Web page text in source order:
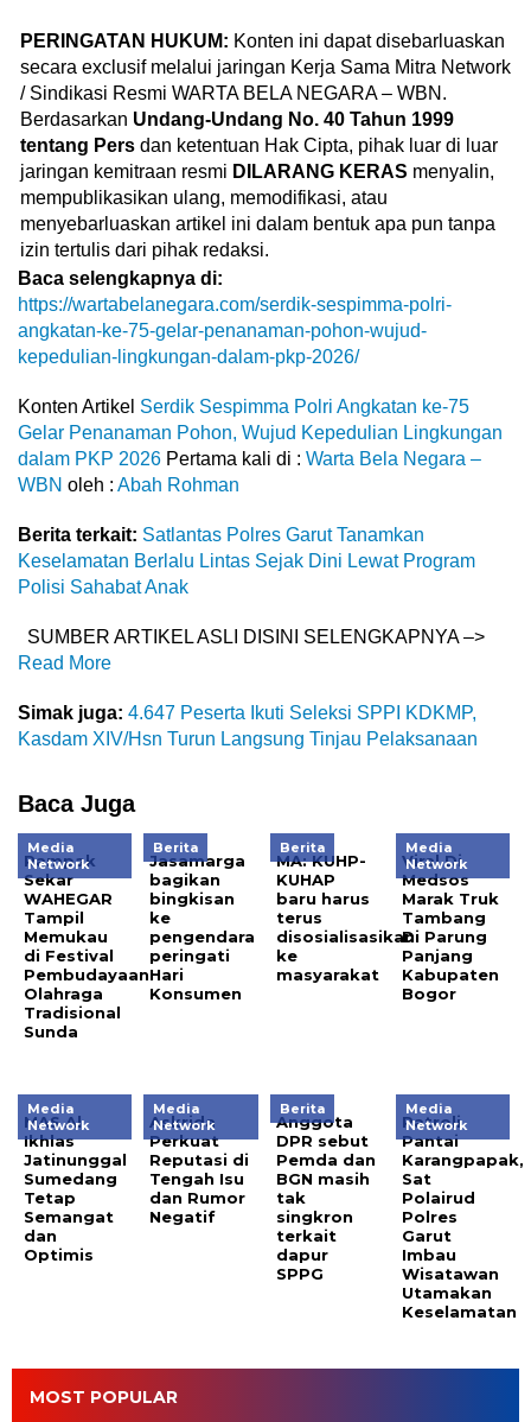
PERINGATAN HUKUM: Konten ini dapat disebarluaskan
secara exclusif melalui jaringan Kerja Sama Mitra Network
/ Sindikasi Resmi WARTA BELA NEGARA – WBN.
Berdasarkan Undang-Undang No. 40 Tahun 1999
tentang Pers dan ketentuan Hak Cipta, pihak luar di luar
jaringan kemitraan resmi DILARANG KERAS menyalin,
mempublikasikan ulang, memodifikasi, atau
menyebarluaskan artikel ini dalam bentuk apa pun tanpa
izin tertulis dari pihak redaksi.
Baca selengkapnya di:
https://wartabelanegara.com/serdik-sespimma-polri-
angkatan-ke-75-gelar-penanaman-pohon-wujud-
kepedulian-lingkungan-dalam-pkp-2026/
Konten Artikel Serdik Sespimma Polri Angkatan ke-75
Gelar Penanaman Pohon, Wujud Kepedulian Lingkungan
dalam PKP 2026 Pertama kali di : Warta Bela Negara –
WBN oleh : Abah Rohman
Berita terkait: Satlantas Polres Garut Tanamkan
Keselamatan Berlalu Lintas Sejak Dini Lewat Program
Polisi Sahabat Anak
SUMBER ARTIKEL ASLI DISINI SELENGKAPNYA –>
Read More
Simak juga: 4.647 Peserta Ikuti Seleksi SPPI KDKMP,
Kasdam XIV/Hsn Turun Langsung Tinjau Pelaksanaan
Baca Juga
Media
Network
Rampak
Sekar
WAHEGAR
Tampil
Memukau
di Festival
Pembudayaan
Olahraga
Tradisional
Sunda
Berita
Jasamarga
bagikan
bingkisan
ke
pengendara
peringati
Hari
Konsumen
Berita
MA: KUHP-
KUHAP
baru harus
terus
disosialisasikan
ke
masyarakat
Media
Network
Viral Di
Medsos
Marak Truk
Tambang
Di Parung
Panjang
Kabupaten
Bogor
Media
Network
MAS Al
Ikhlas
Jatinunggal
Sumedang
Tetap
Semangat
dan
Optimis
Media
Network
Askrida
Perkuat
Reputasi di
Tengah Isu
dan Rumor
Negatif
Berita
Anggota
DPR sebut
Pemda dan
BGN masih
tak
singkron
terkait
dapur
SPPG
Media
Network
Patroli
Pantai
Karangpapak,
Sat
Polairud
Polres
Garut
Imbau
Wisatawan
Utamakan
Keselamatan
MOST POPULAR